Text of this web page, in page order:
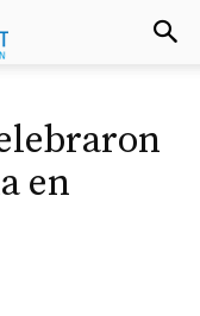
en